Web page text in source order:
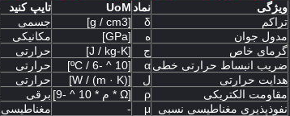
ویژگی
نمادUoM تایپ کنید
تراکم
δ
[g / cm3] جسمی
مدول جوان
ه [GPa] مکانیکی
گرمای خاص
ج [J / kg-K] حرارتی
ضریب انبساط حرارتی خطیα
[10 ^ -6 / ºC] حرارتی
هدایت حرارتی
ل [W / (m · K)] حرارتی
مقاومت الکتریکی
ρ [Ω * م * 10 ^ -9] برقی
نفوذپذیری مغناطیسی نسبی
μ
- مغناطیسی